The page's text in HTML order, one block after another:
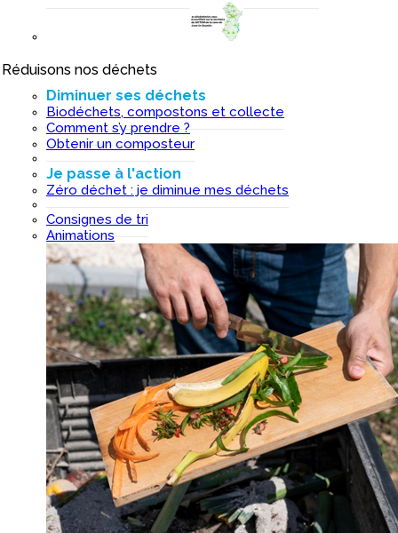
Réduisons nos déchets
Diminuer ses déchets
Biodéchets, compostons et collecte
Comment s’y prendre ?
Obtenir un composteur
Je passe à l'action
Zéro déchet : je diminue mes déchets
Consignes de tri
Animations